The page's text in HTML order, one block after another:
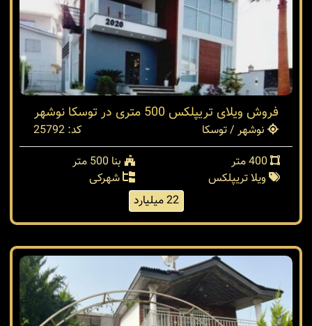
فروش ویلای تریپلکس 500 متری در توسکا نوشهر
نوشهر / توسکا
کد: 25792
بنا 500 متر
ویلا تریپلکس
شهرکی
22 میلیارد